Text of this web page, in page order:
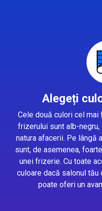
Alegeți
Cele două culori cel
frizerului sunt alb-
natura afacerii. Pe lângă
sunt, de asemenea,
unei frizerie. Cu toate
culoare dacă salonul
poate oferi un